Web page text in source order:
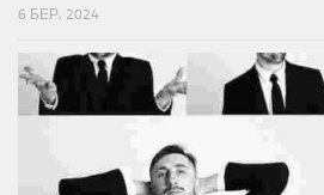
6 БЕР, 2024